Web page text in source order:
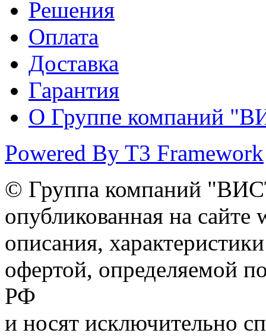
Решения
Оплата
Доставка
Гарантия
О Группе компаний
Powered By T3 Framework
© Группа компаний
опубликованная на
описания,
офертой, определяемой
РФ
и носят исключительно